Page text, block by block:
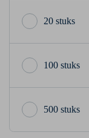
20 stuks
100 stuks
500 stuks